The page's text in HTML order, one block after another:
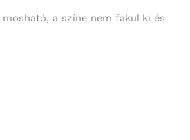
a színe nem fakul ki és